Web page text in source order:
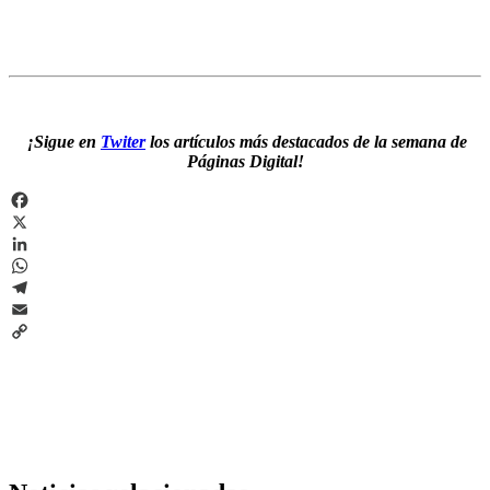
¡Sigue en Twiterlos artículos más destacados de la semana de
Páginas Digital!
Facebook
X
LinkedIn
WhatsApp
Telegram
Email